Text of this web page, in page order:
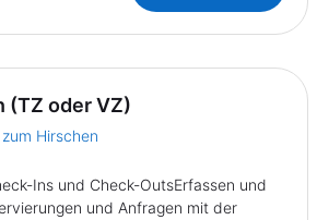
(TZ oder VZ)
Hirschen
Ins und Check-OutsErfassen und
und Anfragen mit der